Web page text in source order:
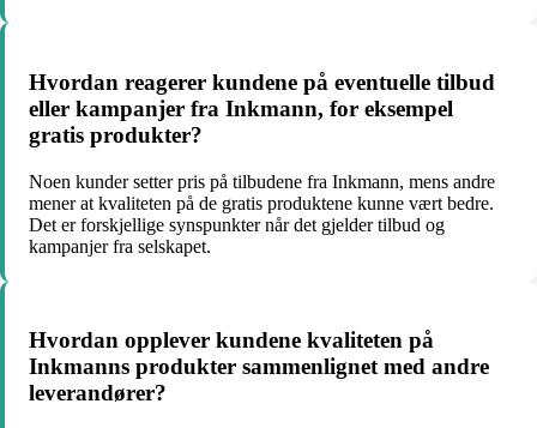
Hvordan reagerer kundene på eventuelle tilbud
eller kampanjer fra Inkmann, for eksempel
gratis produkter?
Noen kunder setter pris på tilbudene fra Inkmann, mens andre
mener at kvaliteten på de gratis produktene kunne vært bedre.
Det er forskjellige synspunkter når det gjelder tilbud og
kampanjer fra selskapet.
Hvordan opplever kundene kvaliteten på
Inkmanns produkter sammenlignet med andre
leverandører?